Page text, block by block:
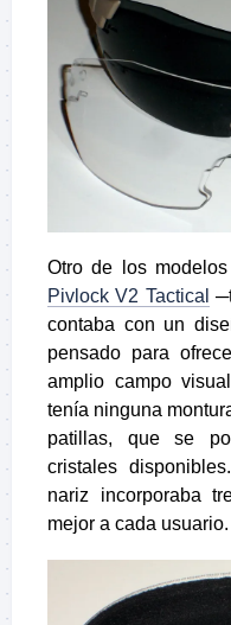
Otro de los
Pivlock V2 Tactical
contaba con un
pensado para
amplio campo
tenía ninguna
patillas, que se
cristales
nariz incorporaba
mejor a cada usuario.